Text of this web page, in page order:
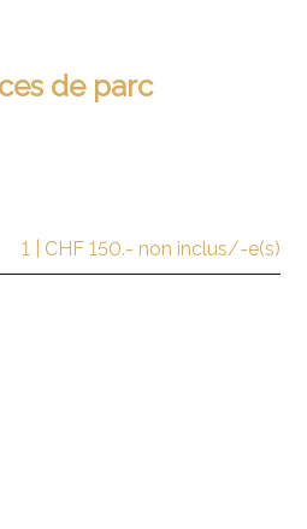
de parc
1 | CHF 150.- non inclus/-e(s)